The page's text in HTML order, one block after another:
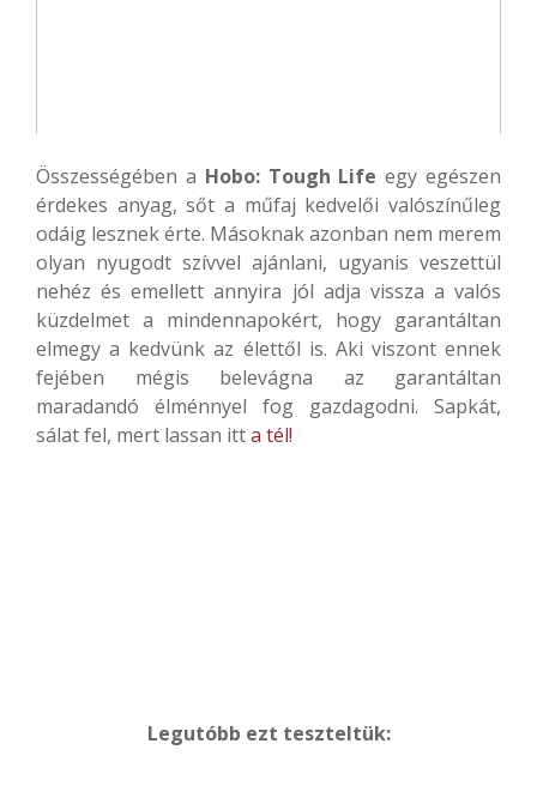
Összességében a Hobo: Tough Life egy egészen
érdekes anyag, sőt a műfaj kedvelői valószínűleg
odáig lesznek érte. Másoknak azonban nem merem
olyan nyugodt szívvel ajánlani, ugyanis veszettül
nehéz és emellett annyira jól adja vissza a valós
küzdelmet a mindennapokért, hogy garantáltan
elmegy a kedvünk az élettől is. Aki viszont ennek
fejében mégis belevágna az garantáltan
maradandó élménnyel fog gazdagodni. Sapkát,
sálat fel, mert lassan itta tél!
Legutóbb ezt teszteltük: